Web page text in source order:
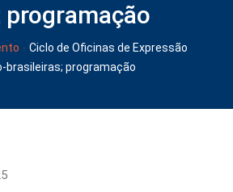
- Ciclo de Oficinas de Expressão
brasileiras; programação